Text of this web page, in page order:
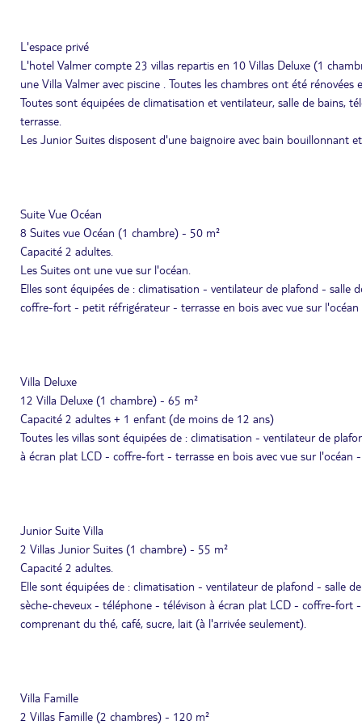
L'espace privé
L'hotel Valmer compte 23 villas repartis en 10 Villas Deluxe (1
une Villa Valmer avec piscine . Toutes les chambres ont été
Toutes sont équipées de climatisation et ventilateur, salle de bains,
terrasse.
Les Junior Suites disposent d'une baignoire avec bain bouillonnant
Suite Vue Océan
8 Suites vue Océan (1 chambre) - 50 m²
Capacité 2 adultes.
Les Suites ont une vue sur l'océan.
Elles sont équipées de : climatisation - ventilateur de plafond -
coffre-fort - petit réfrigérateur - terrasse en bois avec vue sur
Villa Deluxe
12 Villa Deluxe (1 chambre) - 65 m²
Capacité 2 adultes + 1 enfant (de moins de 12 ans)
Toutes les villas sont équipées de : climatisation - ventilateur de
à écran plat LCD - coffre-fort - terrasse en bois avec vue sur
Junior Suite Villa
2 Villas Junior Suites (1 chambre) - 55 m²
Capacité 2 adultes.
Elle sont équipées de : climatisation - ventilateur de plafond - salle
sèche-cheveux - téléphone - télévison à écran plat LCD - coffre-
comprenant du thé, café, sucre, lait (à l'arrivée seulement).
Villa Famille
2 Villas Famille (2 chambres) - 120 m²